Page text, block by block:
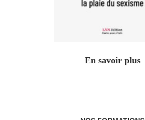
En savoir plus